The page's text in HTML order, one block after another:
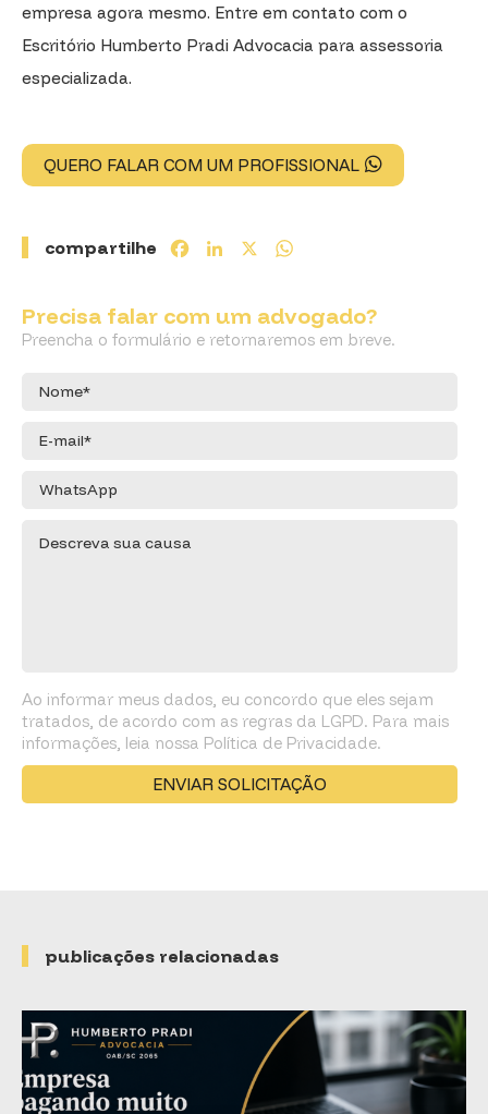
empresa agora mesmo. Entre em contato com o
Escritório Humberto Pradi Advocacia para assessoria
especializada.
QUERO FALAR COM UM PROFISSIONAL
compartilhe FacebookLinkedIn
Precisa falar com um advogado?
Preencha o formulário e retornaremos em breve.
Ao informar meus dados, eu concordo que eles sejam
tratados, de acordo com as regras da LGPD. Para mais
informações, leia nossa Política de Privacidade.
publicações relacionadas